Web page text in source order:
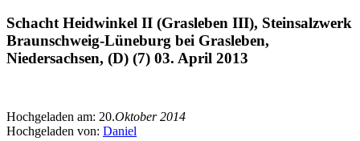
Schacht Heidwinkel II (Grasleben III), Steinsalzwerk
Braunschweig-Lüneburg bei Grasleben,
Niedersachsen, (D) (7) 03. April 2013
Hochgeladen am: 20.Oktober 2014
Hochgeladen von: Daniel